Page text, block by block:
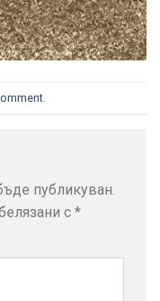
публикуван.
с *